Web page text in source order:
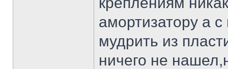
амортизатору а
мудрить из
ничего не